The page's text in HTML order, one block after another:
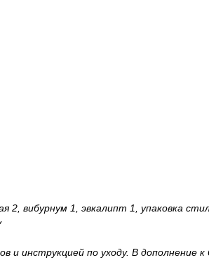
2, вибурнум 1, эвкалипт 1, упаковка
и инструкцией по уходу. В дополнение